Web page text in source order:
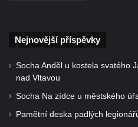
Nejnovější příspěvky
Socha Anděl u kostela svatého
nad Vltavou
Socha Na zídce u městského
Pamětní deska padlých